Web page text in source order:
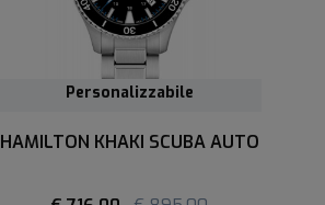
Personalizzabile
HAMILTON KHAKI SCUBA AUTO